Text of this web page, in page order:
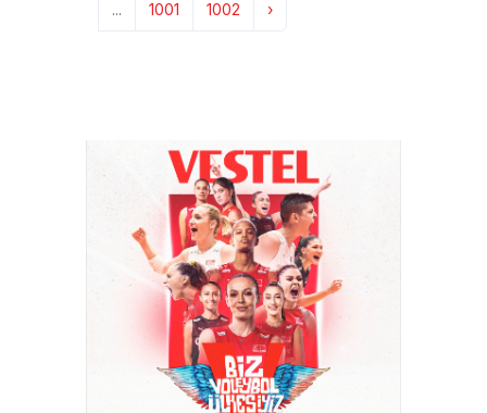
... 1001 1002 ›